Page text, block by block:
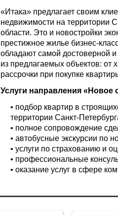
«Итака» предлагает своим
недвижимости на территории
области. Это и новостройки
престижное жилье бизнес-
обладают самой достоверной
из предлагаемых объектов: от
рассрочки при покупке
Услуги направления «Новое
• подбор квартир в
территории Санкт-
• полное сопровождение
• автобусные экскурсии по
• услуги по страхованию и
• профессиональные
• оказание услуг в сфере